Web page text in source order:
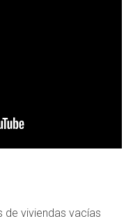
de viviendas vacías